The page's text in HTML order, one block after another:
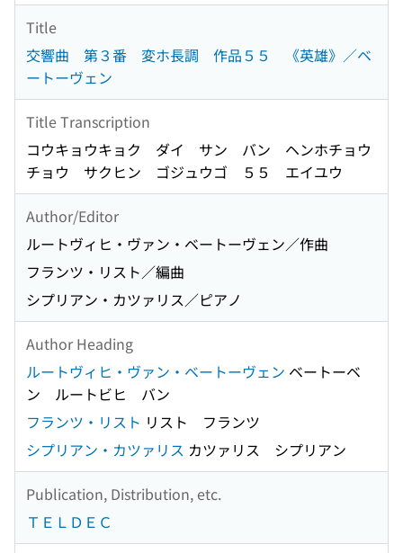
Title
交響曲 第３番 変ホ長調 作品５５ 《英雄》／ベ
ートーヴェン
Title Transcription
コウキョウキョク ダイ サン バン ヘンホチョウ
チョウ サクヒン ゴジュウゴ ５５ エイユウ
Author/Editor
ルートヴィヒ・ヴァン・ベートーヴェン／作曲
フランツ・リスト／編曲
シプリアン・カツァリス／ピアノ
Author Heading
ルートヴィヒ・ヴァン・ベートーヴェン ベートーベ
ン ルートビヒ バン
フランツ・リスト リスト フランツ
シプリアン・カツァリス カツァリス シプリアン
Publication, Distribution, etc.
ＴＥＬＤＥＣ